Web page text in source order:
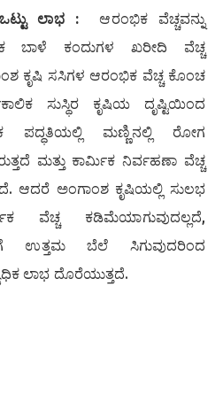
ಲಾಭ : ಆರಂಭಿಕ ವೆಚ್ಚವನ್ನು
ಬಾಳೆ ಕಂದುಗಳ ಖರೀದಿ ವೆಚ್ಚ
ಕೃಷಿ ಸಸಿಗಳ ಆರಂಭಿಕ ವೆಚ್ಚ ಕೊಂಚ
ಸುಸ್ಥಿರ ಕೃಷಿಯ ದೃಷ್ಟಿಯಿಂದ
ಪದ್ಧತಿಯಲ್ಲಿ ಮಣ್ಣಿನಲ್ಲಿ ರೋಗ
ಮತ್ತು ಕಾರ್ಮಿಕ ನಿರ್ವಹಣಾ ವೆಚ್ಚ
ಆದರೆ ಅಂಗಾಂಶ ಕೃಷಿಯಲ್ಲಿ ಸುಲಭ
ವೆಚ್ಚ ಕಡಿಮೆಯಾಗುವುದಲ್ಲದೆ,
ಉತ್ತಮ ಬೆಲೆ ಸಿಗುವುದರಿಂದ
ಲಾಭ ದೊರೆಯುತ್ತದೆ.